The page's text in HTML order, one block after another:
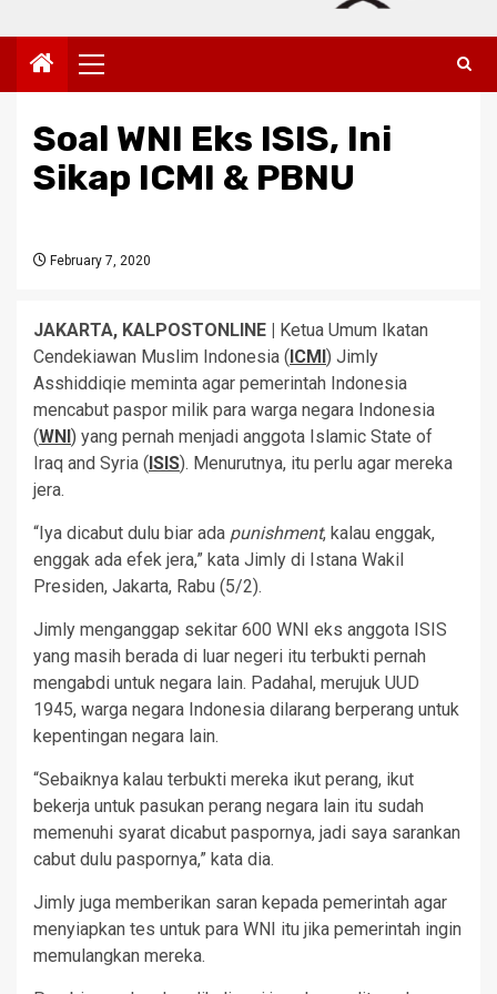
Primary
Menu
Soal WNI Eks ISIS, Ini
Sikap ICMI & PBNU
February 7, 2020
JAKARTA, KALPOSTONLINE |
Ketua Umum Ikatan
Cendekiawan Muslim Indonesia ( ICMI ) Jimly
Asshiddiqie meminta agar pemerintah Indonesia
mencabut paspor milik para warga negara Indonesia
(WNI ) yang pernah menjadi anggota Islamic State of
Iraq and Syria ( ISIS). Menurutnya, itu perlu agar mereka
jera.
“Iya dicabut dulu biar ada punishment, kalau enggak,
enggak ada efek jera,” kata Jimly di Istana Wakil
Presiden, Jakarta, Rabu (5/2).
Jimly menganggap sekitar 600 WNI eks anggota ISIS
yang masih berada di luar negeri itu terbukti pernah
mengabdi untuk negara lain. Padahal, merujuk UUD
1945, warga negara Indonesia dilarang berperang untuk
kepentingan negara lain.
“Sebaiknya kalau terbukti mereka ikut perang, ikut
bekerja untuk pasukan perang negara lain itu sudah
memenuhi syarat dicabut paspornya, jadi saya sarankan
cabut dulu paspornya,” kata dia.
Jimly juga memberikan saran kepada pemerintah agar
menyiapkan tes untuk para WNI itu jika pemerintah ingin
memulangkan mereka.